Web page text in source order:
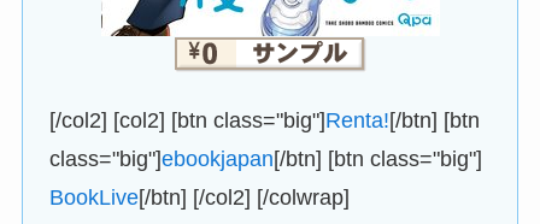
[/col2] [col2] [btn class="big"]Renta![/btn] [btn
class="big"]ebookjapan[/btn] [btn class="big"]
BookLive[/btn] [/col2] [/colwrap]